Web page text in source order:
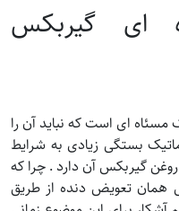
ای گیربکس
ای است که نباید آن را
بستگی زیادی به شرایط
گیربکس آن دارد . چرا که
همان تعویض دنده از طریق